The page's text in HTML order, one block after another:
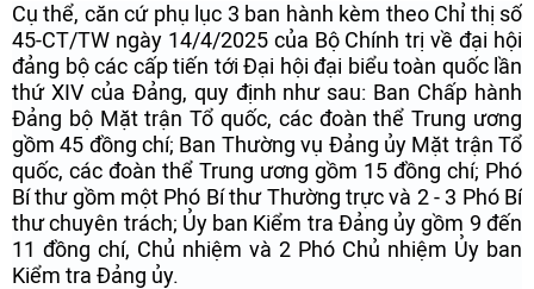
Cụ thể, căn cứ phụ lục 3 ban hành kèm theo Chỉ thị số
45-CT/TW ngày 14/4/2025 của Bộ Chính trị về đại hội
đảng bộ các cấp tiến tới Đại hội đại biểu toàn quốc lần
thứ XIV của Đảng, quy định như sau: Ban Chấp hành
Đảng bộ Mặt trận Tổ quốc, các đoàn thể Trung ương
gồm 45 đồng chí; Ban Thường vụ Đảng ủy Mặt trận Tổ
quốc, các đoàn thể Trung ương gồm 15 đồng chí; Phó
Bí thư gồm một Phó Bí thư Thường trực và 2 - 3 Phó Bí
thư chuyên trách; Ủy ban Kiểm tra Đảng ủy gồm 9 đến
11 đồng chí, Chủ nhiệm và 2 Phó Chủ nhiệm Ủy ban
Kiểm tra Đảng ủy.